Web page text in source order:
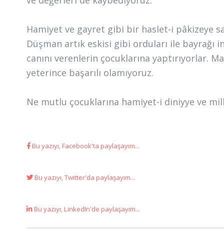
Hamiyet ve gayret gibi bir haslet-i pâkizeye
Düşman artık eskisi gibi orduları ile bayrağı
canını verenlerin çocuklarına yaptırıyorlar.
yeterince başarılı olamıyoruz.
Ne mutlu çocuklarına hamiyet-i diniyye ve
Bu yazıyı, Facebook'ta paylaşayım...
Bu yazıyı, Twitter'da paylaşayım...
Bu yazıyı, LinkedIn'de paylaşayım...